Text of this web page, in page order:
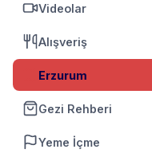
Videolar
Alışveriş
Erzurum
Gezi Rehberi
Yeme İçme